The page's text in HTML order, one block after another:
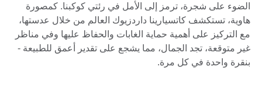
الضوء على شجرة، ترمز إلى الأمل في رئتي كوكبنا. كمصورة
هاوية، تستكشف كاتسيارينا داردزيوك العالم من خلال عدستها،
مع التركيز على أهمية حماية الغابات والحفاظ عليها وفي مناظر
غير متوقعة، تجد الجمال، مما يشجع على تقدير أعمق للطبيعة -
بنقرة واحدة في كل مرة.